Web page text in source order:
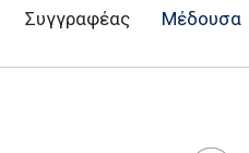
Συγγραφέας Μέδουσα